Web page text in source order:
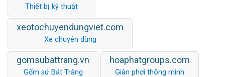
Thiết bị kỹ thuật
xeotochuyendungviet.com
Xe chuyên dùng
gomsubattrang.vn
Gốm sứ Bát Tràng
hoaphatgroups.com
Giàn phơi thông minh